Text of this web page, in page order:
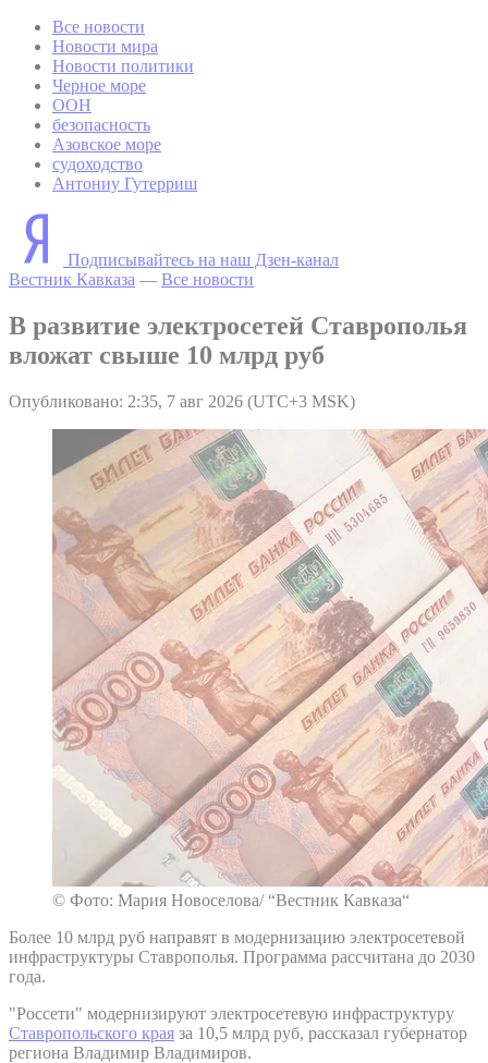
Все новости
Новости мира
Новости политики
Черное море
ООН
безопасность
Азовское море
судоходство
Антониу Гутерриш
Подписывайтесь на наш Дзен-канал
Вестник Кавказа — Все новости
В развитие электросетей Ставрополья
вложат свыше 10 млрд руб
Опубликовано: 2:35, 7 авг 2026 (UTC+3 MSK)
© Фото: Мария Новоселова/ “Вестник Кавказа“
Более 10 млрд руб направят в модернизацию электросетевой
инфраструктуры Ставрополья. Программа рассчитана до 2030
года.
"Россети" модернизируют электросетевую инфраструктуру
Ставропольского края за 10,5 млрд руб, рассказал губернатор
региона Владимир Владимиров.